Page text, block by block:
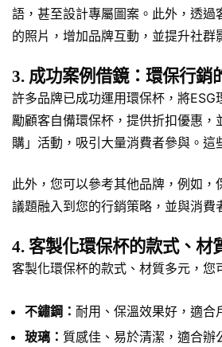
語，甚至設計專屬圖案。此外，透
的照片，增加品牌互動，並提升社群
3. 成功案例借鏡：環保行銷
許多品牌已成功運用環保杯，將
勵顧客自備環保杯，提供折扣優惠
購」活動，吸引大量消費者參與。
此外，您可以參考其他品牌，例如
議題融入到您的行銷策略，並與消費
4. 客製化環保杯的款式、材
客製化環保杯的款式、材質多元，您
不鏽鋼： 耐用、保溫效果好，適合
玻璃： 質感佳、易於清潔，適合辦